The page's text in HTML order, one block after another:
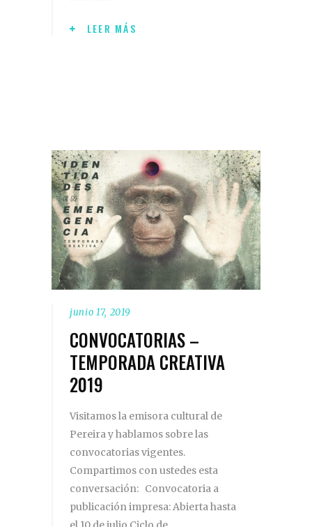
LEER MÁS
junio 17, 2019
CONVOCATORIAS –
TEMPORADA CREATIVA
2019
Visitamos la emisora cultural de
Pereira y hablamos sobre las
convocatorias vigentes.
Compartimos con ustedes esta
conversación: Convocatoria a
publicación impresa: Abierta hasta